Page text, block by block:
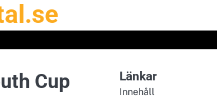
Cup
Länkar
Innehåll